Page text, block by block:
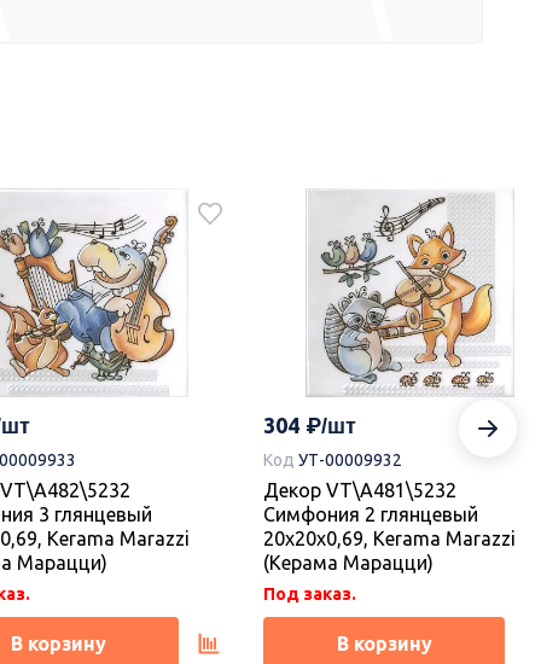
3 глянцевый
Kerama Marazzi
Марацци)
В корзину
304
Код УТ-00009932
Декор VT\A481\5232
Симфония 2 глянцевый
20x20x0,69, Kerama Marazzi
(Керама Марацци)
Под заказ.
В корзину